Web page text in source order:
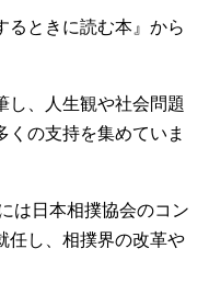
るときに読む本』から
し、人生観や社会問題
くの支持を集めていま
は日本相撲協会のコン
任し、相撲界の改革や